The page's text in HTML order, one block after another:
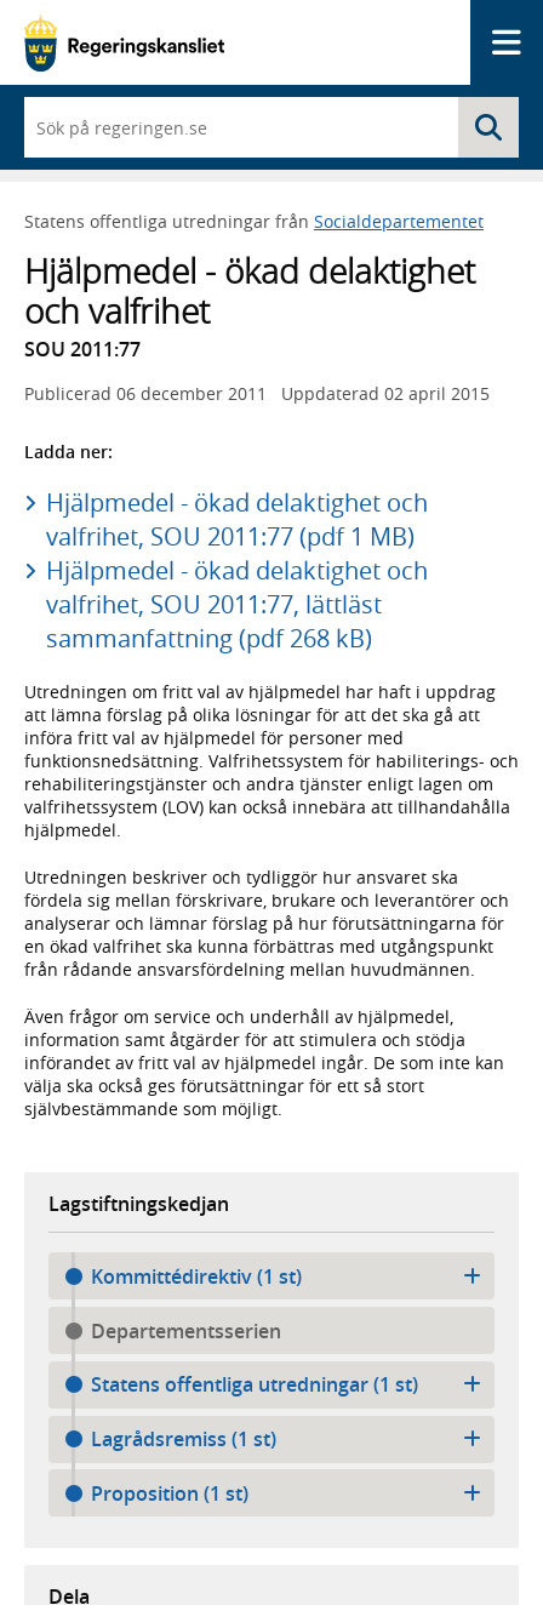
du
börjar
skriva
framträder
lista
med
sökförslag
Statens offentliga utredningar från Socialdepartementet
Hjälpmedel - ökad delaktighet
och valfrihet
SOU 2011:77
Publicerad 06 december 2011 Uppdaterad 02 april 2015
Ladda ner:
Hjälpmedel - ökad delaktighet och
valfrihet, SOU 2011:77 (pdf 1 MB)
Hjälpmedel - ökad delaktighet och
valfrihet, SOU 2011:77, lättläst
sammanfattning (pdf 268 kB)
Utredningen om fritt val av hjälpmedel har haft i uppdrag
att lämna förslag på olika lösningar för att det ska gå att
införa fritt val av hjälpmedel för personer med
funktionsnedsättning. Valfrihetssystem för habiliterings- och
rehabiliteringstjänster och andra tjänster enligt lagen om
valfrihetssystem (LOV) kan också innebära att tillhandahålla
hjälpmedel.
Utredningen beskriver och tydliggör hur ansvaret ska
fördela sig mellan förskrivare, brukare och leverantörer och
analyserar och lämnar förslag på hur förutsättningarna för
en ökad valfrihet ska kunna förbättras med utgångspunkt
från rådande ansvarsfördelning mellan huvudmännen.
Även frågor om service och underhåll av hjälpmedel,
information samt åtgärder för att stimulera och stödja
införandet av fritt val av hjälpmedel ingår. De som inte kan
välja ska också ges förutsättningar för ett så stort
självbestämmande som möjligt.
Lagstiftningskedjan
Kommittédirektiv (1 st)
Departementsserien
Statens offentliga utredningar (1 st)
Lagrådsremiss (1 st)
Proposition (1 st)
Dela